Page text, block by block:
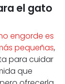
el gato
engorde es
pequeñas,
para cuidar
que